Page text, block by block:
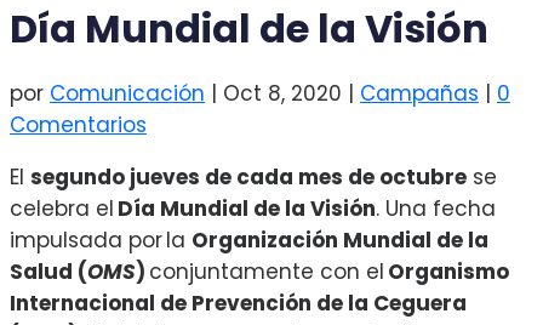
Día Mundial de la Visión
por Comunicación Oct 8, 2020 Campañas
0
Comentarios
El segundo jueves de cada mes de octubre se
celebra el Día Mundial de la Visión. Una fecha
impulsada por la Organización Mundial de la
Salud (OMS) conjuntamente con el Organismo
Internacional de Prevención de la Ceguera